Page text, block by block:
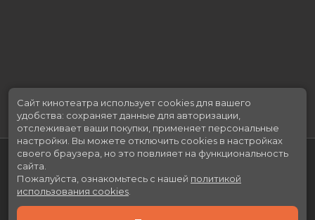
Сайт кинотеатра использует cookies для вашего
удобства: сохраняет данные для авторизации,
отслеживает ваши покупки, применяет персональные
настройки. Вы можете отключить cookies в настройках
своего браузера, но это повлияет на функциональность
сайта.
Пожалуйста, ознакомьтесь с нашей политикой
использования cookies